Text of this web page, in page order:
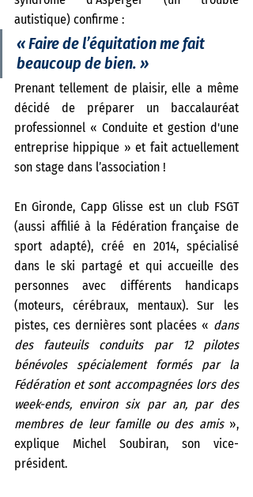
autistique) confirme :
« Faire de l’équitation me fait
beaucoup de bien. »
Prenant tellement de plaisir, elle a même
décidé de préparer un baccalauréat
professionnel « Conduite et gestion d'une
entreprise hippique » et fait actuellement
son stage dans l’association !
En Gironde, Capp Glisse est un club FSGT
(aussi affilié à la Fédération française de
sport adapté), créé en 2014, spécialisé
dans le ski partagé et qui accueille des
personnes avec différents handicaps
(moteurs, cérébraux, mentaux). Sur les
pistes, ces dernières sont placées « dans
des fauteuils conduits par 12 pilotes
bénévoles spécialement formés par la
Fédération et sont accompagnées lors des
week-ends, environ six par an, par des
membres de leur famille ou des amis »,
explique Michel Soubiran, son vice-
président.